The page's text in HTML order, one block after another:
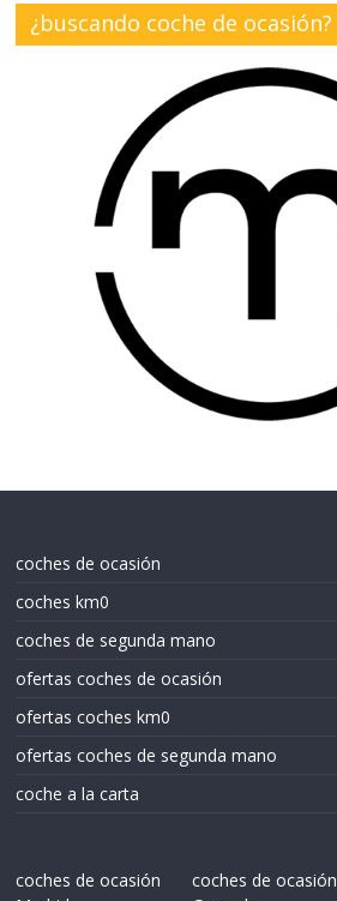
¿buscando coche de ocasión?
coches de ocasión
coches km0
coches de segunda mano
ofertas coches de ocasión
ofertas coches km0
ofertas coches de segunda mano
coche a la carta
coches de ocasión
coches de ocasión